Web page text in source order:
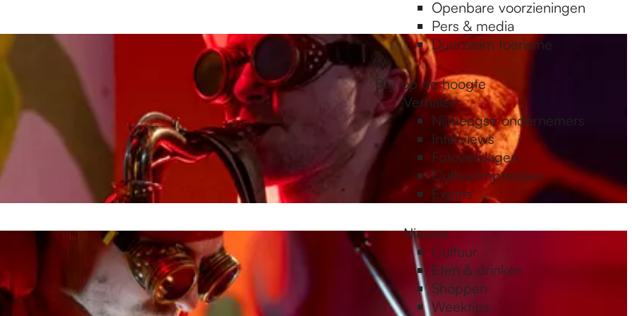
Openbare voorzieningen
Pers & media
Duurzaam toerisme
Blijf op de hoogte
Verhalen
Nijmeegse ondernemers
Interviews
Fotoverslagen
Cultuurimpressies
Expats
Nieuws
Cultuur
Eten & drinken
Shoppen
Weektips